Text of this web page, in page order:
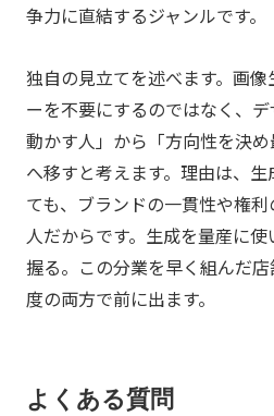
争力に直結するジャンルです。
独自の見立てを述べます。画
ーを不要にするのではなく、
動かす人」から「方向性を決め
へ移すと考えます。理由は、
ても、ブランドの一貫性や権
人だからです。生成を量産に
握る。この分業を早く組んだ
度の両方で前に出ます。
よくある質問